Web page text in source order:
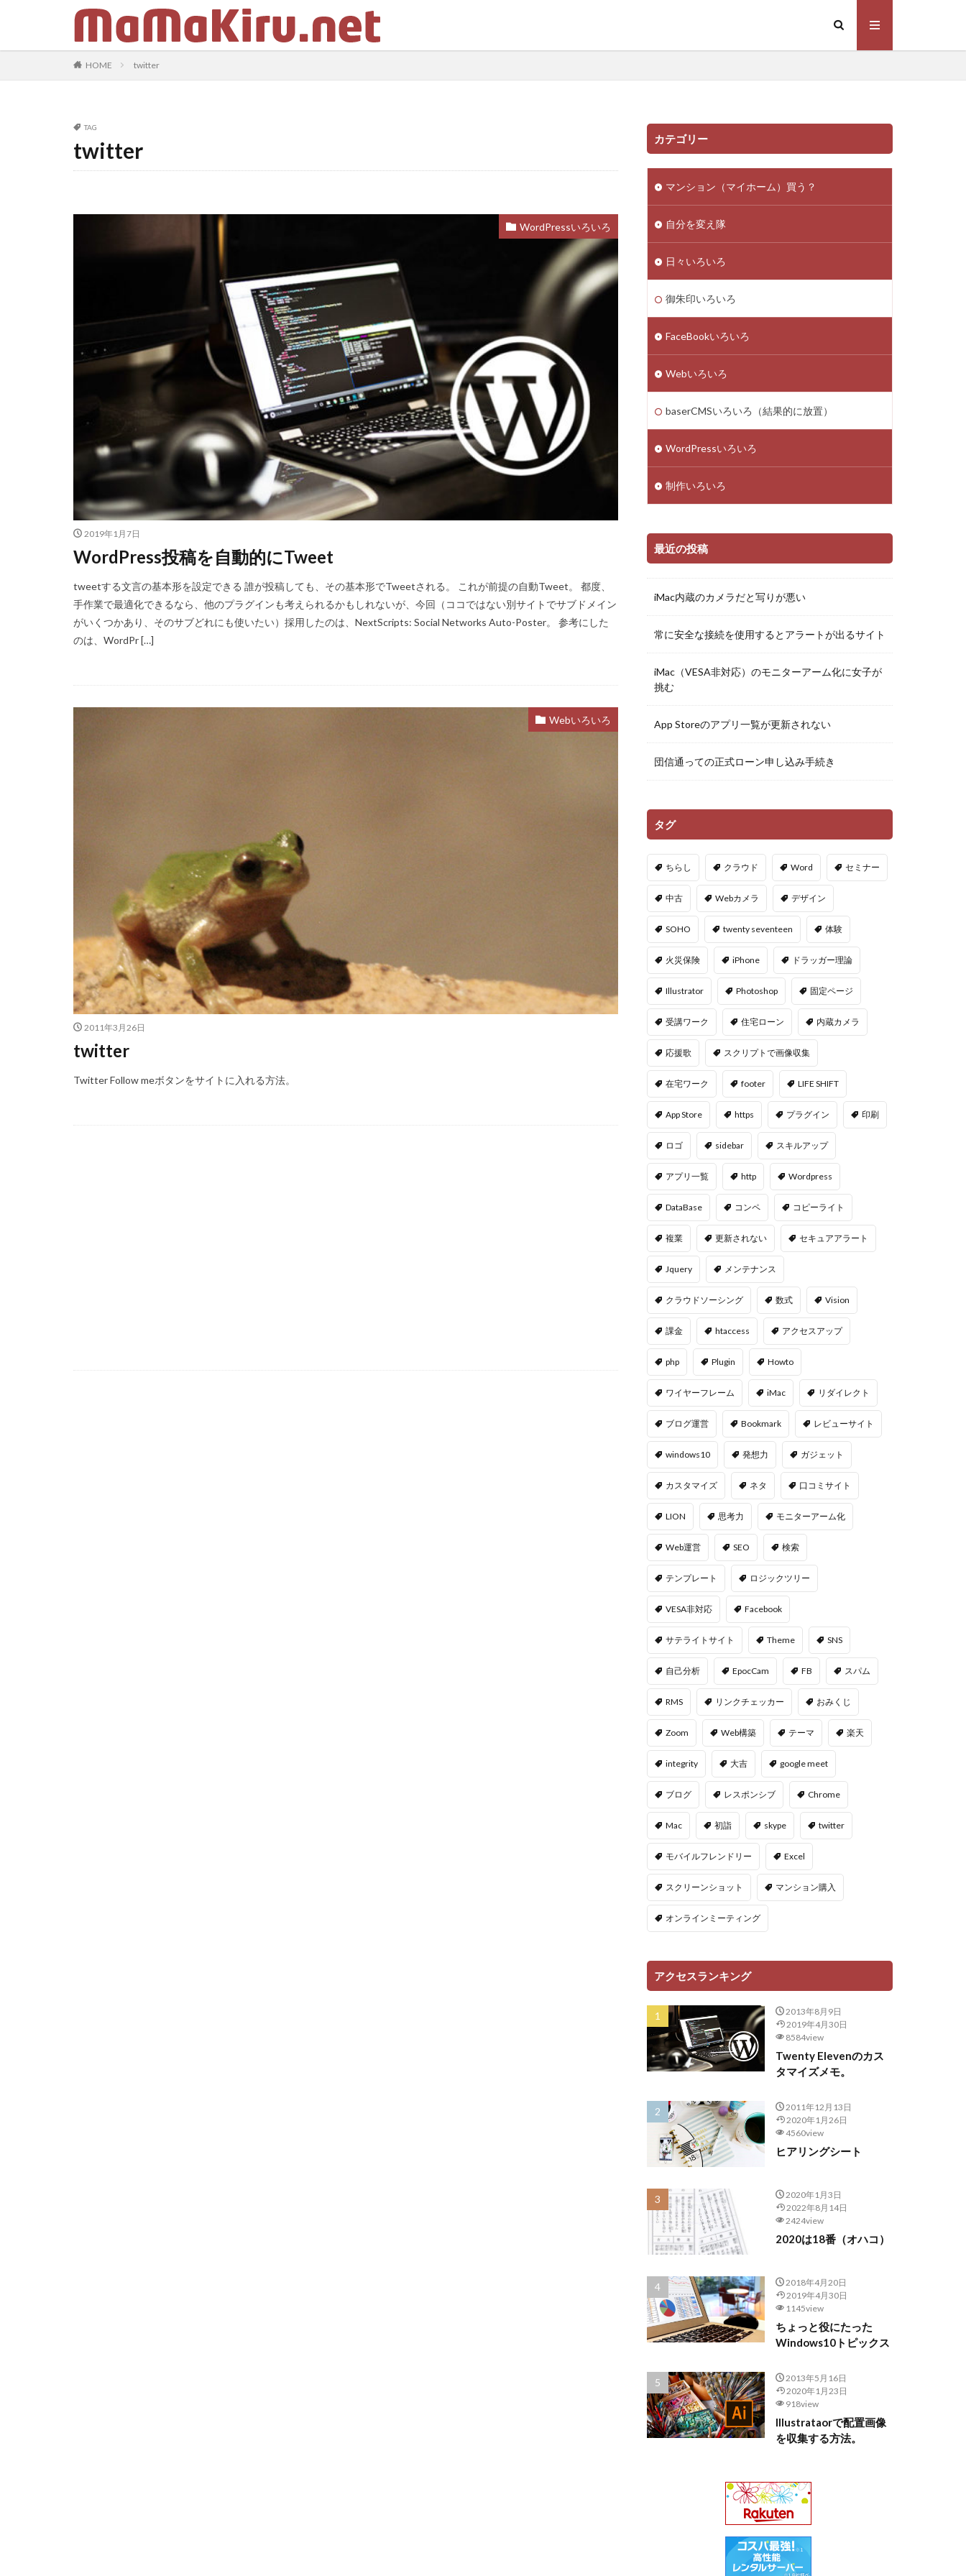
HOME twitter
TAG
twitter
WordPressいろいろ
2019年1月7日
WordPress投稿を自動的にTweet
tweetする文言の基本形を設定できる 誰が投稿しても、その基本形でTweetされる。 これが前提の自動Tweet。 都度、
手作業で最適化できるなら、他のプラグインも考えられるかもしれないが、今回（ココではない別サイトでサブドメイン
がいくつかあり、そのサブどれにも使いたい）採用したのは、NextScripts: Social Networks Auto-Poster。 参考にした
のは、WordPr […]
Webいろいろ
2011年3月26日
twitter
Twitter Follow meボタンをサイトに入れる方法。
カテゴリー
マンション（マイホーム）買う？
自分を変え隊
日々いろいろ
御朱印いろいろ
FaceBookいろいろ
Webいろいろ
baserCMSいろいろ（結果的に放置）
WordPressいろいろ
制作いろいろ
最近の投稿
iMac内蔵のカメラだと写りが悪い
常に安全な接続を使用するとアラートが出るサイト
iMac（VESA非対応）のモニターアーム化に女子が
挑む
App Storeのアプリ一覧が更新されない
団信通っての正式ローン申し込み手続き
タグ
ちらし クラウド Word セミナー
中古 Webカメラ デザイン
SOHO twenty seventeen 体験
火災保険 iPhone ドラッガー理論
Illustrator Photoshop 固定ページ
受講ワーク 住宅ローン 内蔵カメラ
応援歌 スクリプトで画像収集
在宅ワーク footer LIFE SHIFT
App Store https プラグイン 印刷
ロゴ sidebar スキルアップ
アプリ一覧 http Wordpress
DataBase コンペ コピーライト
複業 更新されない セキュアアラート
Jquery メンテナンス
クラウドソーシング 数式 Vision
課金 htaccess アクセスアップ
php Plugin Howto
ワイヤーフレーム iMac リダイレクト
ブログ運営 Bookmark レビューサイト
windows10 発想力 ガジェット
カスタマイズ ネタ 口コミサイト
LION 思考力 モニターアーム化
Web運営 SEO 検索
テンプレート ロジックツリー
VESA非対応 Facebook
サテライトサイト Theme SNS
自己分析 EpocCam FB スパム
RMS リンクチェッカー おみくじ
Zoom Web構築 テーマ 楽天
integrity 大吉 google meet
ブログ レスポンシブ Chrome
Mac 初詣 skype twitter
モバイルフレンドリー Excel
スクリーンショット マンション購入
オンラインミーティング
アクセスランキング
2013年8月9日
2019年4月30日
8584view
Twenty Elevenのカス
タマイズメモ。
2011年12月13日
2020年1月26日
4560view
ヒアリングシート
2020年1月3日
2022年8月14日
2424view
2020は18番（オハコ）
2018年4月20日
2019年4月30日
1145view
ちょっと役にたった
Windows10トピックス
2013年5月16日
2020年1月23日
918view
Illustrataorで配置画像
を収集する方法。
カテゴリー
SOHO
スクリプトで画像収集
ロゴ
sidebar
DataBase コンペ コピーライト
複業
クラウドソーシング
htaccess アクセスアップ Howto ワイヤーフレーム
iMac
リダイレクト
Bookmark windows10
ガジェット
カスタマイズ
口コミサイト モニターアーム化
検索
テンプレート ロジックツリー VESA非対応 Facebook サテライトサイト
Theme
自己分析 EpocCam FB スパム RMS リンクチェッカー おみくじ
Zoom
Web構築
テーマ integrity 大吉 google meet ブログ
レスポンシブ
Chrome
Mac 初詣 skype twitter モバイルフレンドリー
マンション購入
オンラインミーティング
検索